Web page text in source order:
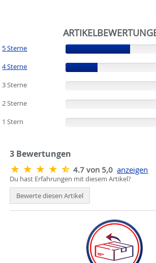
5 Sterne (67%)
4 Sterne
(33%)
3 Sterne
2 Sterne
1 Stern
3 Bewertungen
4.7 von 5,0 anzeigen
Du hast Erfahrungen mit diesem Artikel?
Bewerte diesen Artikel